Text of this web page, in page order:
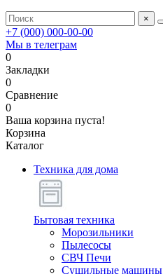
×
+7 (000) 000-00-00
Мы в телеграм
0
Закладки
0
Сравнение
0
Ваша корзина пуста!
Корзина
Каталог
Техника для дома
Бытовая техника
Морозильники
Пылесосы
СВЧ Печи
Сушильные машины